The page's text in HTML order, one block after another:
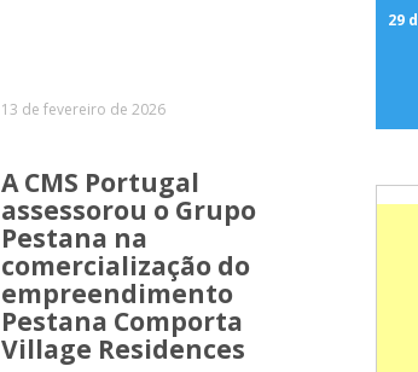
13 de fevereiro de 2026
A CMS Portugal
assessorou o Grupo
Pestana na
comercialização do
empreendimento
Pestana Comporta
Village Residences
29